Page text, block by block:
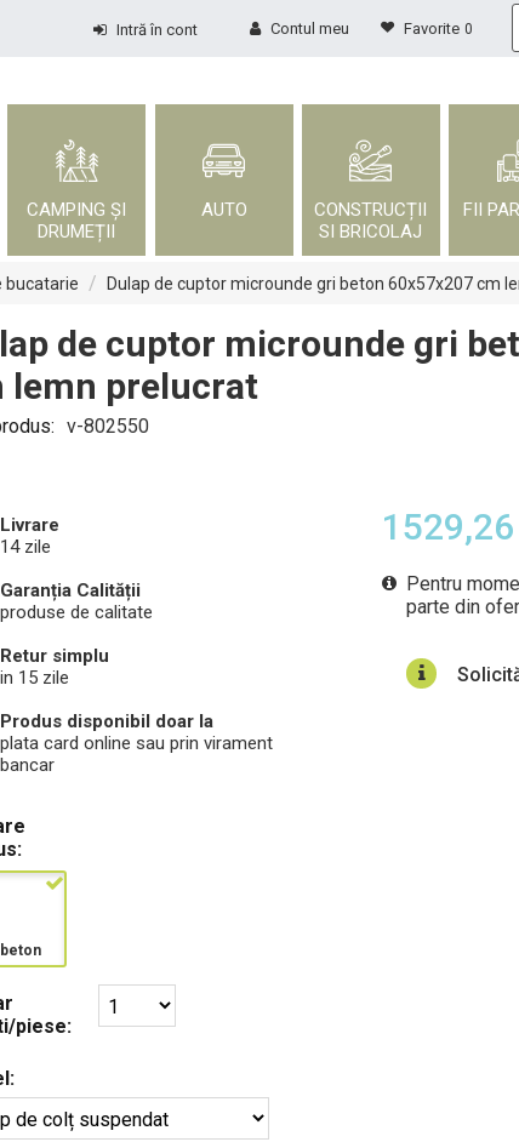
Favorite 0
Contul meu
Intră în cont
CAMPING ȘI
DRUMEȚII
AUTO
CONSTRUCȚII
SI BRICOLAJ
FII
bucatarie / Dulap de cuptor microunde gri beton 60x57x207 cm
de cuptor microunde gri
lemn prelucrat
v-802550
Livrare
14 zile
Garanția Calității
produse de calitate
Retur simplu
in 15 zile
Produs disponibil doar la
plata card online sau prin virament
bancar
piese:
1529,26
Pentru
parte din